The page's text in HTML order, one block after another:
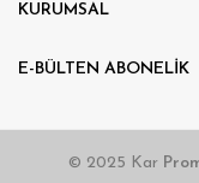
KURUMSAL
E-BÜLTEN ABONELIK
© 2025 Kar